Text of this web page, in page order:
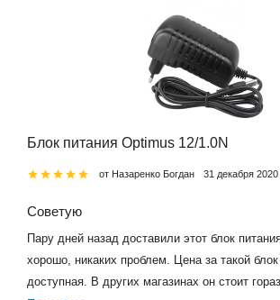
Блок питания Optimus 12/1.0N
от Назаренко Богдан 31 декабря 2020
Советую
Пару дней назад доставили этот блок
хорошо, никаких проблем. Цена за такой
доступная. В других магазинах он стоит